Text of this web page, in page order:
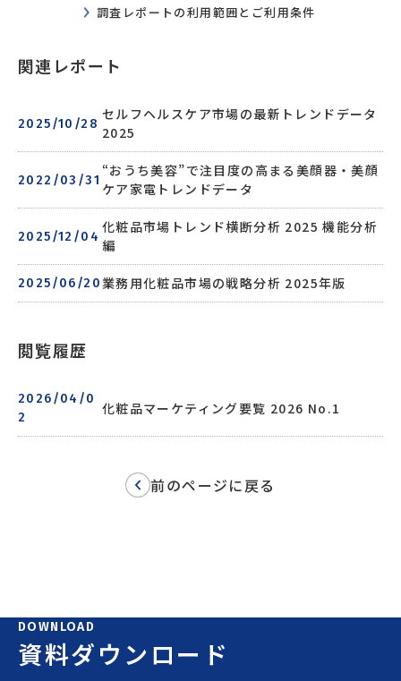
調査レポートの利用範囲とご利用条件
関連レポート
2025/10/28
セルフヘルスケア市場の最新トレンドデータ
2025
2022/03/31
“おうち美容”で注目度の高まる美顔器・美顔
ケア家電トレンドデータ
2025/12/04
化粧品市場トレンド横断分析 2025 機能分析
編
2025/06/20業務用化粧品市場の戦略分析 2025年版
閲覧履歴
2026/04/0
2
化粧品マーケティング要覧 2026 No.1
前のページに戻る
DOWNLOAD
資料ダウンロード